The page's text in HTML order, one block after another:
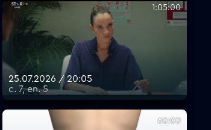
1:05:00
25.07.2026 / 20:05
с. 7, еп. 5
60:00